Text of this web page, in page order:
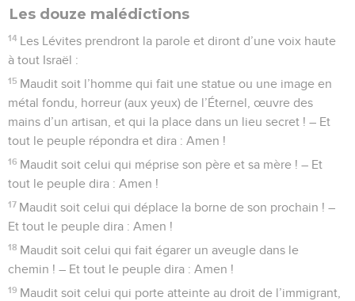
Les douze malédictions
14 Les Lévites prendront la parole et diront d’une voix haute
à tout Israël :
15 Maudit soit l’homme qui fait une statue ou une image en
métal fondu, horreur (aux yeux) de l’Éternel, œuvre des
mains d’un artisan, et qui la place dans un lieu secret ! – Et
tout le peuple répondra et dira : Amen !
16 Maudit soit celui qui méprise son père et sa mère ! – Et
tout le peuple dira : Amen !
17 Maudit soit celui qui déplace la borne de son prochain ! –
Et tout le peuple dira : Amen !
18 Maudit soit celui qui fait égarer un aveugle dans le
chemin ! – Et tout le peuple dira : Amen !
19 Maudit soit celui qui porte atteinte au droit de l’immigrant,